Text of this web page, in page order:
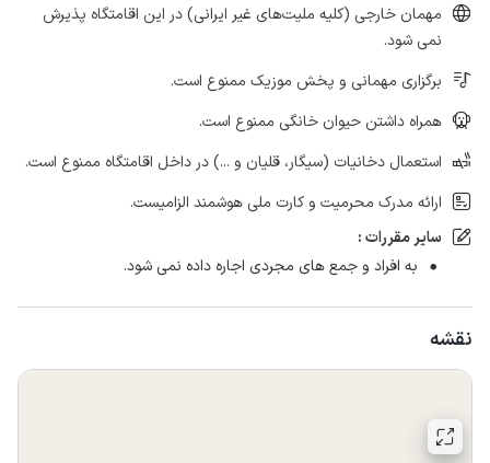
مهمان خارجی (کلیه ملیت‌های غیر ایرانی) در این اقامتگاه پذیرش
نمی شود.
برگزاری مهمانی و پخش موزیک ممنوع است.
همراه داشتن حیوان خانگی ممنوع است.
استعمال دخانیات (سیگار، قلیان و ...) در داخل اقامتگاه ممنوع است.
ارائه مدرک محرمیت و کارت ملی هوشمند الزامیست.
سایر مقررات :
به افراد و جمع های مجردی اجاره داده نمی شود.
نقشه